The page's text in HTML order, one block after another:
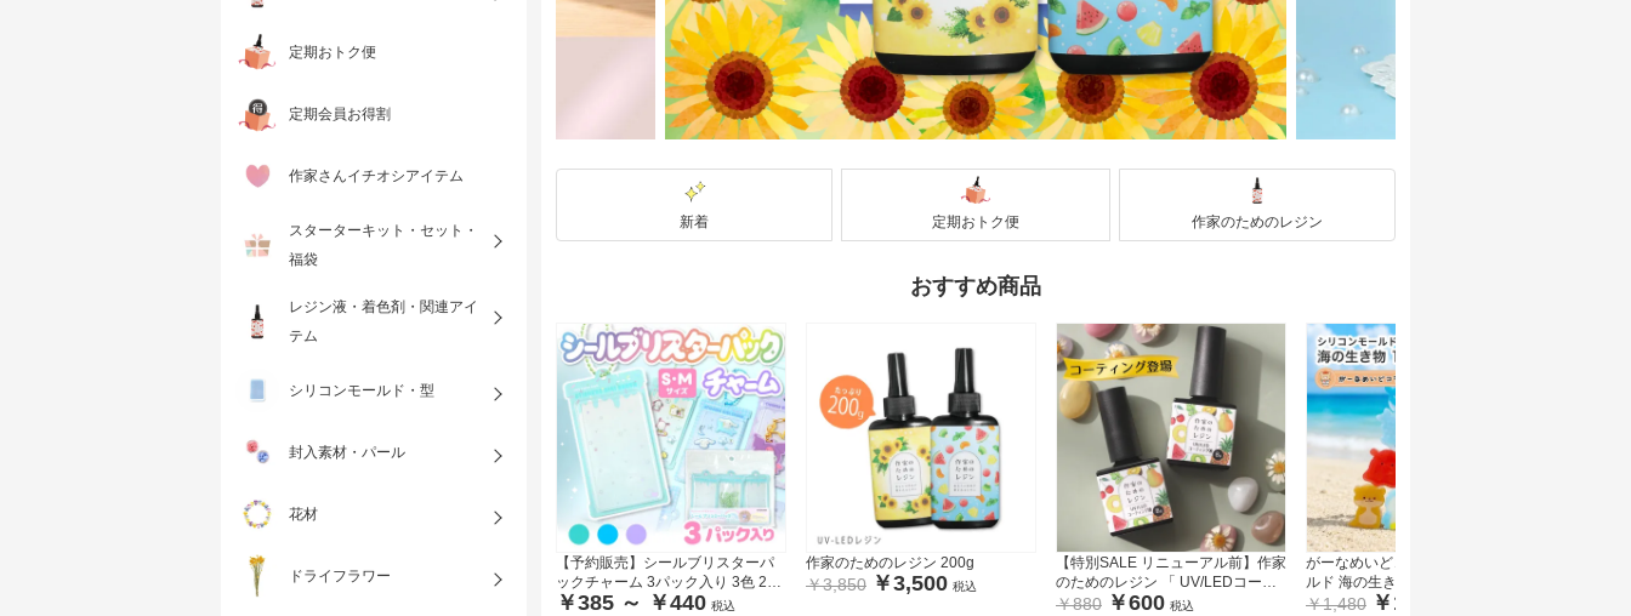
定期おトク便
定期会員お得割
作家さんイチオシアイテム
スターターキット・セット・
福袋
レジン液・着色剤・関連アイ
テム
シリコンモールド・型
封入素材・パール
花材
ドライフラワー
新着 定期おトク便 作家のためのレジン
おすすめ商品
ルド タイルシールモールド crocch
【予約販売】シールブリスターパ
ックチャーム 3パック入り 3色 2サ
イズ KIYOHARA
￥385 ～ ￥440 税込
作家のためのレジン 200g
￥3,850 ￥3,500 税込
【特別SALE リニューアル前】作家
のためのレジン 「 UV/LEDコーテ
ィング液 8g 」1本
￥880 ￥600 税込
がーなめいどコラボ シリコンモー
ルド 海の生き物シリーズ 12種 croc
chaオリジナル
￥1,480 ￥1,280